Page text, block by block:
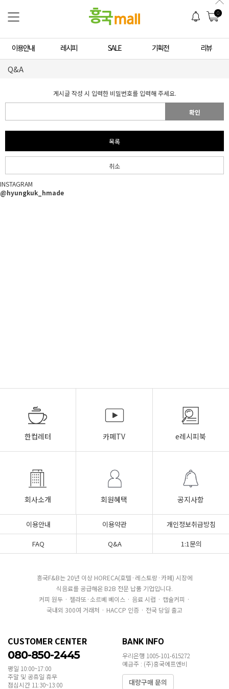
0
이용안내 레시피 SALE 기획전 리뷰
Q&A
게시글 작성 시 입력한 비밀번호를 입력해 주세요.
확인
목록
취소
INSTAGRAM
@hyungkuk_hmade
한컵레터 카페TV e레시피북
회사소개 회원혜택 공지사항
이용안내 이용약관
개인정보취급방침
FAQ
Q&A 1:1문의
흥국F&B는 20년 이상 HORECA(호텔·레스토랑·카페) 시장에
식음료를 공급해온 B2B 전문 납품 기업입니다.
커피 원두 · 젤라또·소르베 베이스 · 음료 시럽 · 캡슐커피 ·
국내외 300여 거래처 · HACCP 인증 · 전국 당일 출고
CUSTOMER CENTER
080-850-2445
평일 10:00~17:00
주말 및 공휴일 휴무
점심시간 11:30~13:00
BANK INFO
우리은행 1005-101-615272
예금주 : (주)흥국에프엔비
대량구매 문의